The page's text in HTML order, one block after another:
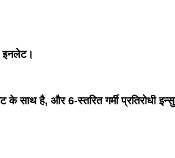
इनलेट।
है, और 6-स्तरित गर्मी प्रतिरोधी